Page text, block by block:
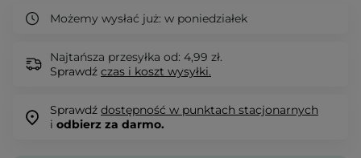
Możemy wysłać już: w poniedziałek
Najtańsza przesyłka od: 4,99 zł.
Sprawdź czas i koszt wysyłki.
Sprawdź dostępność w punktach stacjonarnych
i odbierz za darmo.